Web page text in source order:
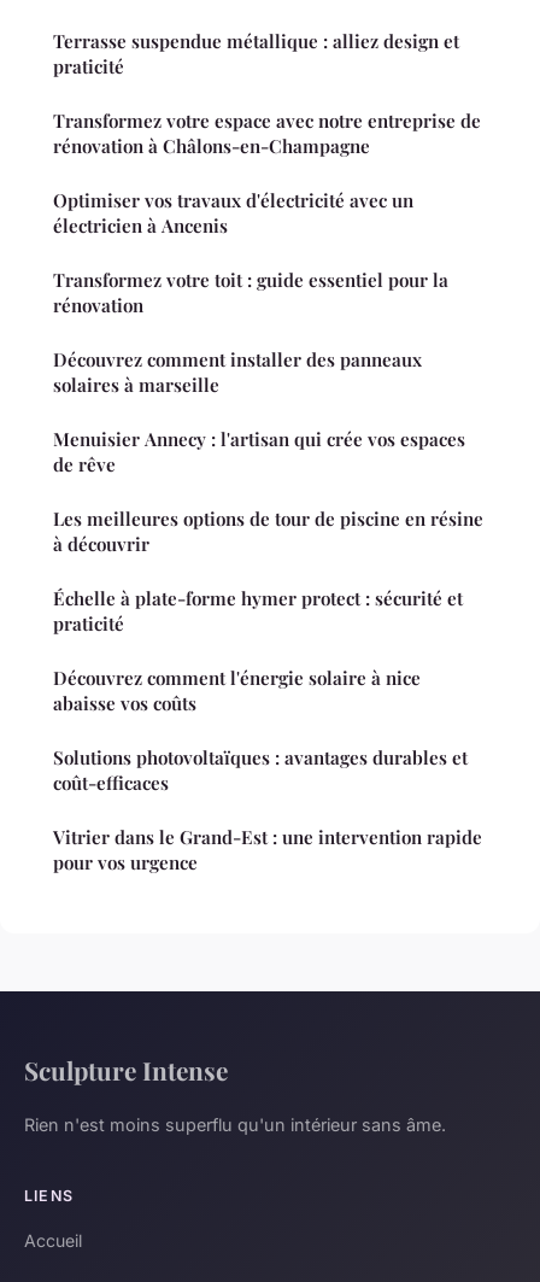
Terrasse suspendue métallique : alliez design et
praticité
Transformez votre espace avec notre entreprise de
rénovation à Châlons-en-Champagne
Optimiser vos travaux d'électricité avec un
électricien à Ancenis
Transformez votre toit : guide essentiel pour la
rénovation
Découvrez comment installer des panneaux
solaires à marseille
Menuisier Annecy : l'artisan qui crée vos espaces
de rêve
Les meilleures options de tour de piscine en résine
à découvrir
Échelle à plate-forme hymer protect : sécurité et
praticité
Découvrez comment l'énergie solaire à nice
abaisse vos coûts
Solutions photovoltaïques : avantages durables et
coût-efficaces
Vitrier dans le Grand-Est : une intervention rapide
pour vos urgence
Sculpture Intense
Rien n'est moins superflu qu'un intérieur sans âme.
LIENS
Accueil